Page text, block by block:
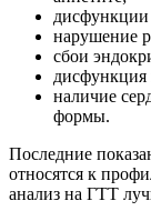
нарушение
сбои
дисфункция
наличие
формы.
Последние
относятся к
анализ на ГТТ